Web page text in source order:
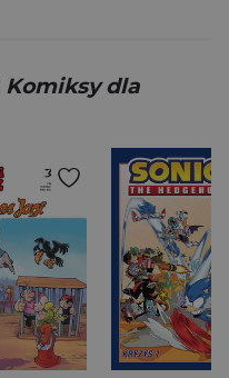
Komiksy dla